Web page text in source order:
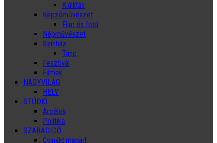
Kiállítás
Képzőművészet
Film és fotó
Népművészet
Színház
Tánc
Fesztivál
Filmek
NAGYVILÁG
HELY
STÚDIÓ
Arcélek
Politika
SZABADIDŐ
Csináld magad